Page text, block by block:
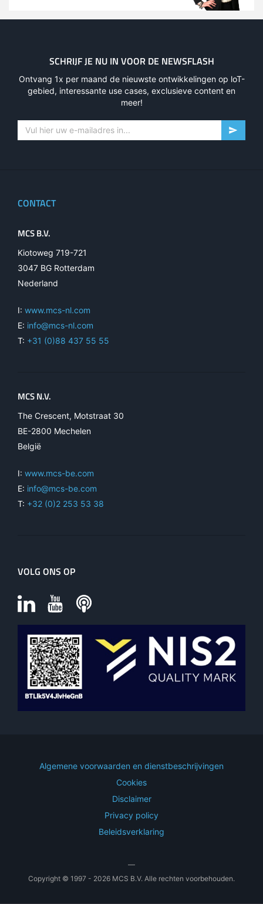
SCHRIJF JE NU IN VOOR DE NEWSFLASH
Ontvang 1x per maand de nieuwste ontwikkelingen op loT-
gebied, interessante use cases, exclusieve content en
meer!
CONTACT
MCS B.V.
Kiotoweg 719-721
3047 BG Rotterdam
Nederland
I: www.mcs-nl.com
E: info@mcs-nl.com
T: +31 (0)88 437 55 55
MCS N.V.
The Crescent, Motstraat 30
BE-2800 Mechelen
België
I: www.mcs-be.com
E: info@mcs-be.com
T: +32 (0)2 253 53 38
VOLG ONS OP
Algemene voorwaarden en dienstbeschrijvingen
Cookies
Disclaimer
Privacy policy
Beleidsverklaring
—
Copyright © 1997 - 2026 MCS B.V. Alle rechten voorbehouden.